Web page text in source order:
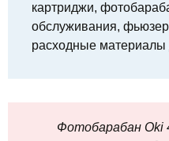
картриджи,
обслуживания,
расходные материалы
Фотобарабан Oki